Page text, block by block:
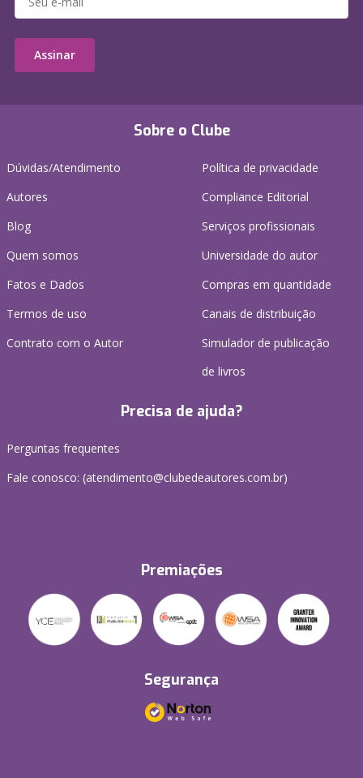
Sobre o Clube
Dúvidas/Atendimento
Autores
Blog
Quem somos
Fatos e Dados
Termos de uso
Contrato com o Autor
Política de privacidade
Compliance Editorial
Serviços profissionais
Universidade do autor
Compras em quantidade
Canais de distribuição
Simulador de publicação
de livros
Precisa de ajuda?
Perguntas frequentes
Fale conosco: (atendimento@clubedeautores.com.br)
Premiações
Segurança
Assinar